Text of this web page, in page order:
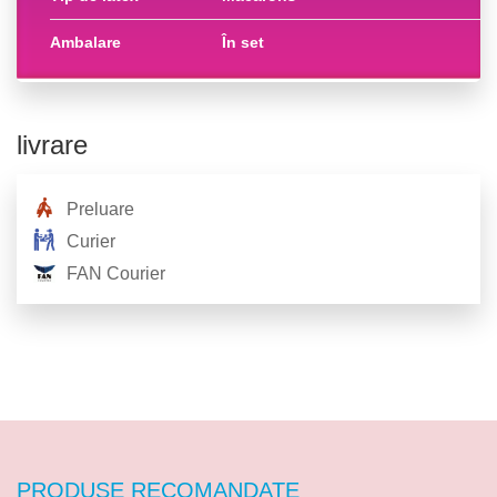
ambalare în set
livrare
Preluare
Curier
FAN Courier
PRODUSE RECOMANDATE